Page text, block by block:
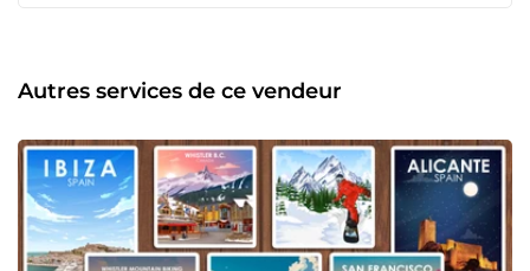
Autres services de ce vendeur